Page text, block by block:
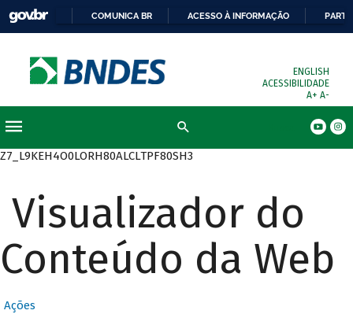
COMUNICA BR ACESSO À INFORMAÇÃO
ENGLISH
ACESSIBILIDADE
A+ A-
Z7_L9KEH4O0LORH80ALCLTPF80SH3
Visualizador do
Conteúdo da Web
Ações